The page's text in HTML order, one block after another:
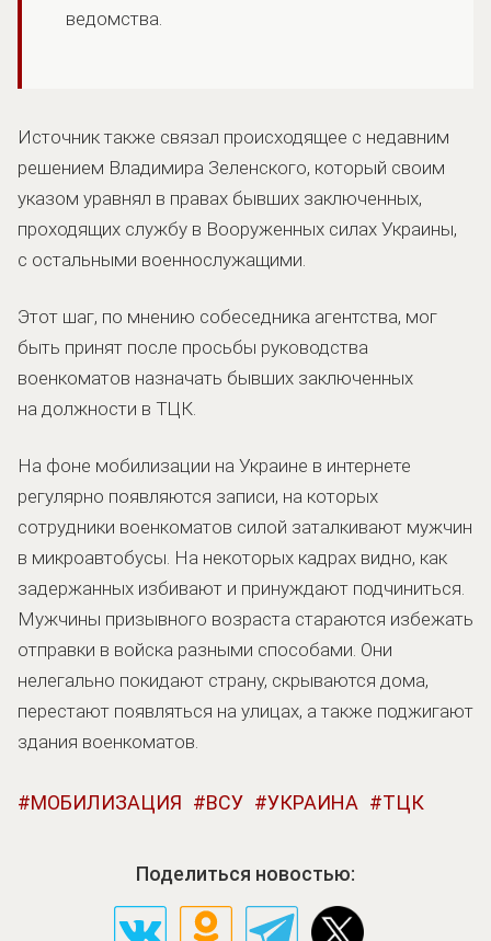
ведомства.
Источник также связал происходящее с недавним
решением Владимира Зеленского, который своим
указом уравнял в правах бывших заключенных,
проходящих службу в Вооруженных силах Украины,
с остальными военнослужащими.
Этот шаг, по мнению собеседника агентства, мог
быть принят после просьбы руководства
военкоматов назначать бывших заключенных
на должности в ТЦК.
На фоне мобилизации на Украине в интернете
регулярно появляются записи, на которых
сотрудники военкоматов силой заталкивают мужчин
в микроавтобусы. На некоторых кадрах видно, как
задержанных избивают и принуждают подчиниться.
Мужчины призывного возраста стараются избежать
отправки в войска разными способами. Они
нелегально покидают страну, скрываются дома,
перестают появляться на улицах, а также поджигают
здания военкоматов.
МОБИЛИЗАЦИЯ ВСУ УКРАИНА ТЦК
Поделиться новостью: